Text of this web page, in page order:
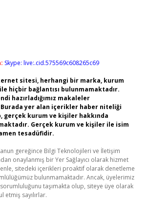
Skype: live:.cid.575569c608265c69
sitesi, herhangi bir marka, kurum
hiçbir bağlantısı bulunmamaktadır.
hazırladığımız makaleler
Burada yer alan içerikler haber niteliği
gerçek kurum ve kişiler hakkında
Gerçek kurum ve kişiler ile isim
tesadüfidir.
gereğince Bilgi Teknolojileri ve İletişim
onaylanmış bir Yer Sağlayıcı olarak hizmet
sitedeki içerikleri proaktif olarak denetleme
bulunmamaktadır. Ancak, üyelerimiz
taşımakta olup, siteye üye olarak
etmiş sayılırlar.